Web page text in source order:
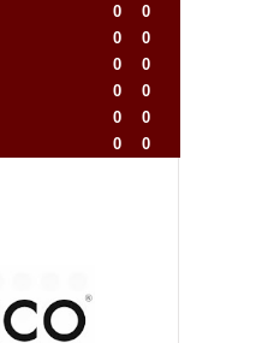
0
0
0
0
0
0
0
0
0
0
0
0